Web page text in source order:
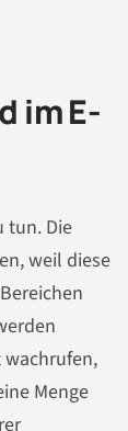
im E-
tun. Die
weil diese
Menge